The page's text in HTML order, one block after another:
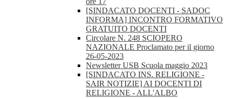
[SINDACATO DOCENTI - SADOC
INFORMA] INCONTRO FORMATIVO
GRATUITO DOCENTI
Circolare N. 248 SCIOPERO
NAZIONALE Proclamato per il giorno
26-05-2023
Newsletter USB Scuola maggio 2023
[SINDACATO INS. RELIGIONE -
SAIR NOTIZIE] AI DOCENTI DI
RELIGIONE - ALL'ALBO